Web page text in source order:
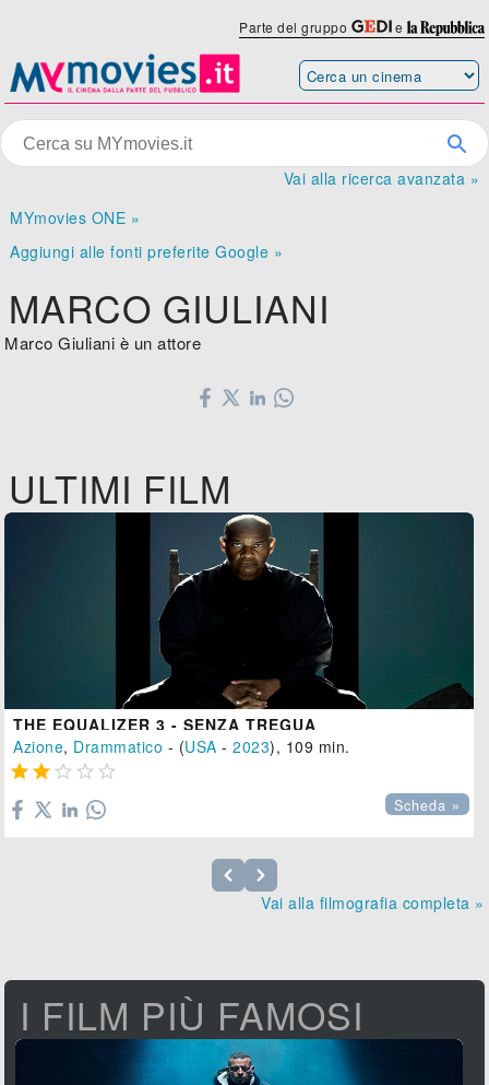
Parte del gruppo e
Vai alla ricerca avanzata »
MYmovies ONE »
Aggiungi alle fonti preferite Google »
MARCO GIULIANI
Marco Giuliani è un attore
ULTIMI FILM
THE EQUALIZER 3 - SENZA TREGUA
Azione, Drammatico - (USA -2023), 109 min.
    
Scheda »
Vai alla filmografia completa »
I FILM PIÙ FAMOSI